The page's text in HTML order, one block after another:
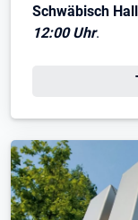
Schwäbisch Hall
12:00 Uhr.